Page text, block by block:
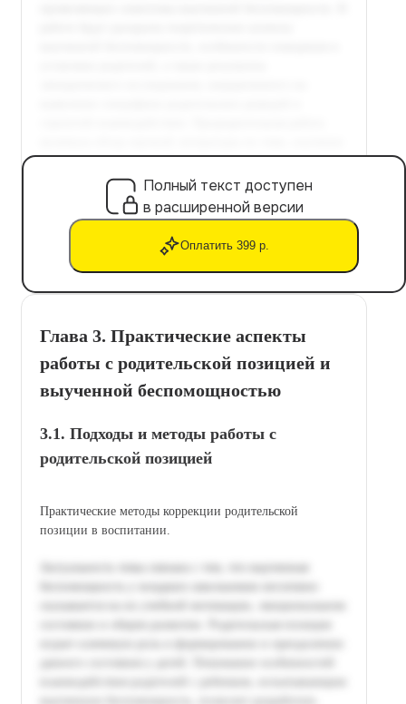
Полный текст доступен
в расширенной версии
Оплатить 399 р.
Глава 3. Практические аспекты
работы с родительской позицией и
выученной беспомощностью
3.1. Подходы и методы работы с
родительской позицией
Практические методы коррекции родительской
позиции в воспитании.